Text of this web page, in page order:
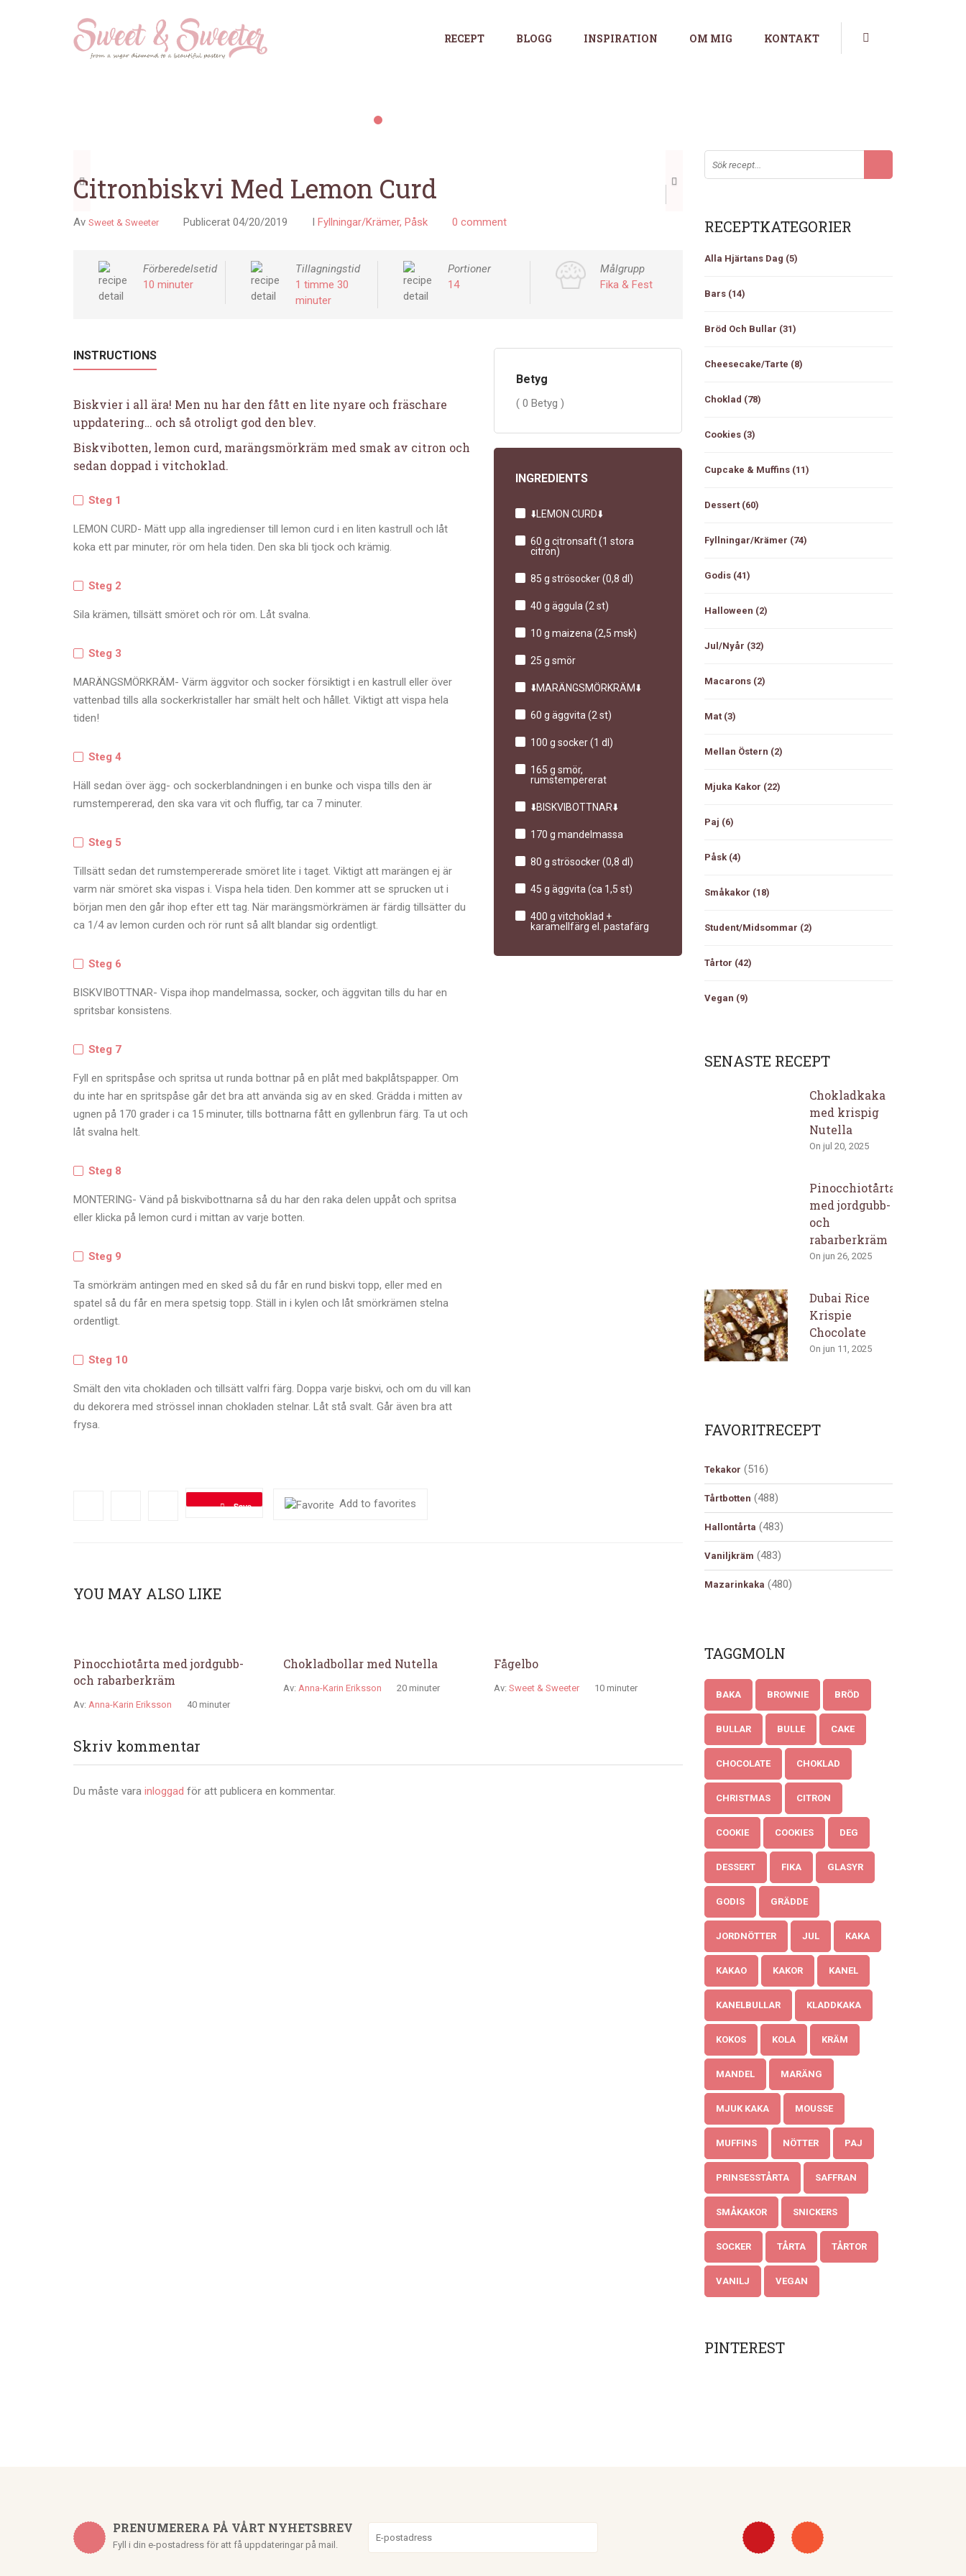
RECEPT BLOGG INSPIRATION OM MIG KONTAKT
Receptdetaljer
Nästa
Citronbiskvi Med Lemon Curd
Av Sweet & Sweeter Publicerat 04/20/2019 I Fyllningar/Krämer Påsk 0 comment
Förberedelsetid
10 minuter
Tillagningstid
1 timme 30
minuter
Portioner
14
Målgrupp
Fika & Fest
INSTRUCTIONS
Biskvier i all ära! Men nu har den fått en lite nyare och fräschare
uppdatering… och så otroligt god den blev.
Biskvibotten, lemon curd, marängsmörkräm med smak av citron och
sedan doppad i vitchoklad.
Steg 1
LEMON CURD- Mätt upp alla ingredienser till lemon curd i en liten kastrull och låt
koka ett par minuter, rör om hela tiden. Den ska bli tjock och krämig.
Steg 2
Sila krämen, tillsätt smöret och rör om. Låt svalna.
Steg 3
MARÄNGSMÖRKRÄM- Värm äggvitor och socker försiktigt i en kastrull eller över
vattenbad tills alla sockerkristaller har smält helt och hållet. Viktigt att vispa hela
tiden!
Steg 4
Häll sedan över ägg- och sockerblandningen i en bunke och vispa tills den är
rumstempererad, den ska vara vit och fluffig, tar ca 7 minuter.
Steg 5
Tillsätt sedan det rumstempererade smöret lite i taget. Viktigt att marängen ej är
varm när smöret ska vispas i. Vispa hela tiden. Den kommer att se sprucken ut i
början men den går ihop efter ett tag. När marängsmörkrämen är färdig tillsätter du
ca 1/4 av lemon curden och rör runt så allt blandar sig ordentligt.
Steg 6
BISKVIBOTTNAR- Vispa ihop mandelmassa, socker, och äggvitan tills du har en
spritsbar konsistens.
Steg 7
Fyll en spritspåse och spritsa ut runda bottnar på en plåt med bakplåtspapper. Om
du inte har en spritspåse går det bra att använda sig av en sked. Grädda i mitten av
ugnen på 170 grader i ca 15 minuter, tills bottnarna fått en gyllenbrun färg. Ta ut och
låt svalna helt.
Steg 8
MONTERING- Vänd på biskvibottnarna så du har den raka delen uppåt och spritsa
eller klicka på lemon curd i mittan av varje botten.
Steg 9
Ta smörkräm antingen med en sked så du får en rund biskvi topp, eller med en
spatel så du får en mera spetsig topp. Ställ in i kylen och låt smörkrämen stelna
ordentligt.
Steg 10
Smält den vita chokladen och tillsätt valfri färg. Doppa varje biskvi, och om du vill kan
du dekorera med strössel innan chokladen stelnar. Låt stå svalt. Går även bra att
frysa.
Save Add to favorites
Betyg
( 0 Betyg )
INGREDIENTS
⬇️LEMON CURD⬇️
60 g citronsaft (1 stora
citron)
85 g strösocker (0,8 dl)
40 g äggula (2 st)
10 g maizena (2,5 msk)
25 g smör
⬇️MARÄNGSMÖRKRÄM⬇️
60 g äggvita (2 st)
100 g socker (1 dl)
165 g smör,
rumstempererat
⬇️BISKVIBOTTNAR⬇️
170 g mandelmassa
80 g strösocker (0,8 dl)
45 g äggvita (ca 1,5 st)
400 g vitchoklad +
karamellfärg el. pastafärg
YOU MAY ALSO LIKE
Pinocchiotårta med jordgubb-
och rabarberkräm
Av: Anna-Karin Eriksson 40 minuter
Chokladbollar med Nutella
Av:Anna-Karin Eriksson 20 minuter
Fågelbo
Av: Sweet & Sweeter 10 minuter
Skriv kommentar
Du måste vara inloggad för att publicera en kommentar.
RECEPTKATEGORIER
Alla Hjärtans Dag (5)
Bars(14)
Bröd Och Bullar (31)
Cheesecake/tarte (8)
Choklad (78)
Cookies(3)
Cupcake & Muffins(11)
Dessert(60)
Fyllningar/Krämer (74)
Godis(41)
Halloween (2)
Jul/Nyår (32)
Macarons(2)
Mat(3)
Mellan Östern (2)
Mjuka Kakor (22)
Paj (6)
Påsk(4)
Småkakor (18)
Student/Midsommar (2)
Tårtor (42)
Vegan (9)
SENASTE RECEPT
Chokladkaka
med krispig
Nutella
On jul 20, 2025
Pinocchiotårta
med jordgubb-
och
rabarberkräm
On jun 26, 2025
Dubai Rice
Krispie
Chocolate
On jun 11, 2025
FAVORITRECEPT
Tekakor (516)
Tårtbotten (488)
Hallontårta (483)
Vaniljkräm (483)
Mazarinkaka (480)
TAGGMOLN
BAKA BROWNIE BRÖD
BULLAR BULLE CAKE
CHOCOLATE CHOKLAD
CHRISTMAS CITRON
COOKIE COOKIES DEG
DESSERT FIKA GLASYR
GODIS GRÄDDE
JORDNÖTTER JUL KAKA
KAKAO KAKOR KANEL
KANELBULLAR KLADDKAKA
KOKOS KOLA KRÄM
MANDEL MARÄNG
MJUK KAKA MOUSSE
MUFFINS NÖTTER PAJ
PRINSESSTÅRTA SAFFRAN
SMÅKAKOR SNICKERS
SOCKER TÅRTA TÅRTOR
VANILJ VEGAN
PINTEREST
PRENUMERERA PÅ VÅRT NYHETSBREV
Fyll i din e-postadress för att få uppdateringar på mail.